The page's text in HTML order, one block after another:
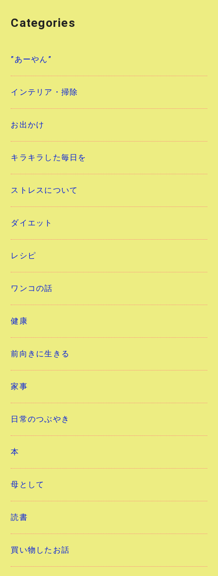
Categories
”あーやん”
インテリア・掃除
お出かけ
キラキラした毎日を
ストレスについて
ダイエット
レシピ
ワンコの話
健康
前向きに生きる
家事
日常のつぶやき
本
母として
読書
買い物したお話